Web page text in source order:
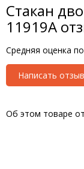
Стакан
11919A
Средняя оценка
Написать отзыв
Об этом товаре